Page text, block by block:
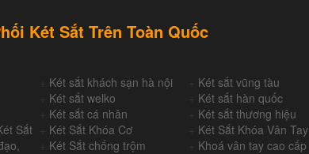
Két Sắt Trên Toàn Quốc
Két sắt khách sạn hà nội Két sắt vũng tàu
Két sắt welko Két sắt hàn quốc
Két sắt cá nhân Két sắt thương hiệu
Sắt Két Sắt Khóa Cơ Két Sắt Khóa Vân Tay
Két Sắt chống trộm Khoá vân tay cao cấp